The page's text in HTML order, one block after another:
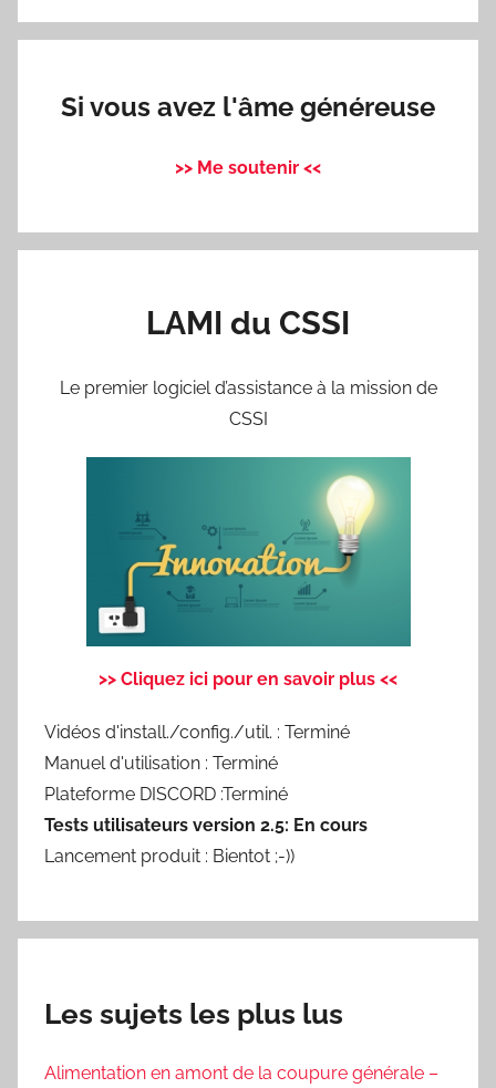
Si vous avez l'âme généreuse
>> Me soutenir <<
LAMI du CSSI
Le premier logiciel d’assistance à la mission de
CSSI
>> Cliquez ici pour en savoir plus <<
Vidéos d'install./config./util. : Terminé
Manuel d'utilisation : Terminé
Plateforme DISCORD :Terminé
Tests utilisateurs version 2.5: En cours
Lancement produit : Bientot ;-))
Les sujets les plus lus
Alimentation en amont de la coupure générale –